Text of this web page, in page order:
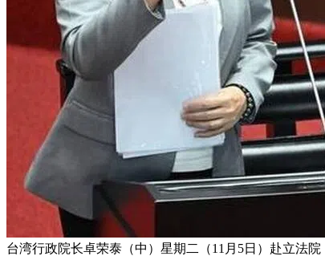
台湾行政院长卓荣泰（中）星期二（11月5日）赴立法